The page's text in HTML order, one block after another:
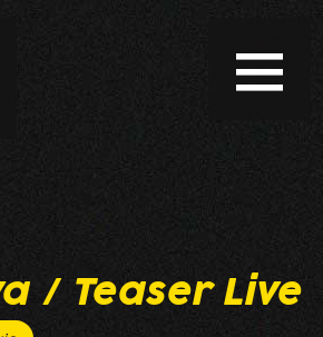
/ Teaser Live